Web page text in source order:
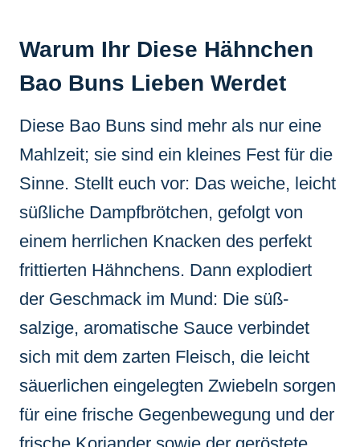
Warum Ihr Diese Hähnchen
Bao Buns Lieben Werdet
Diese Bao Buns sind mehr als nur eine
Mahlzeit; sie sind ein kleines Fest für die
Sinne. Stellt euch vor: Das weiche, leicht
süßliche Dampfbrötchen, gefolgt von
einem herrlichen Knacken des perfekt
frittierten Hähnchens. Dann explodiert
der Geschmack im Mund: Die süß-
salzige, aromatische Sauce verbindet
sich mit dem zarten Fleisch, die leicht
säuerlichen eingelegten Zwiebeln sorgen
für eine frische Gegenbewegung und der